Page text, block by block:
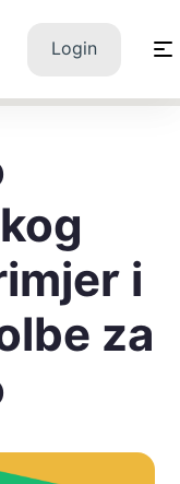
Login
i
za
PREUZMI